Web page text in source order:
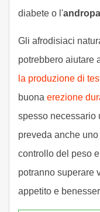
diabete o l'
Gli afrodisiaci
potrebbero aiutare
la produzione di
buona erezione
spesso necessario
preveda anche
controllo del peso
potranno superare
appetito e